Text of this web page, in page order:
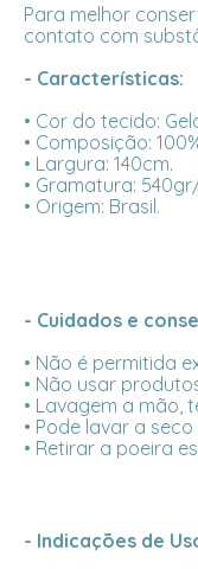
Para melhor
contato com
- Características:
• Cor do tecido:
• Composição:
• Largura: 140cm.
• Gramatura:
• Origem: Brasil.
- Cuidados e
• Não é permitida
• Não usar
• Lavagem a mão,
• Pode lavar a
• Retirar a poeira
- Indicações de